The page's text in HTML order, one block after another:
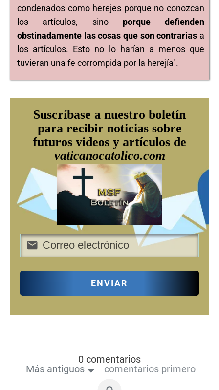
condenados como herejes porque no conozcan
los artículos, sino porque defienden
obstinadamente las cosas que son contrarias a
los artículos. Esto no lo harían a menos que
tuvieran una fe corrompida por la herejía".
Suscríbase a nuestro boletín
para recibir noticias sobre
futuros videos y artículos de
vaticanocatolico.com
ENVIAR
0 comentarios
Más antiguos
comentarios primero